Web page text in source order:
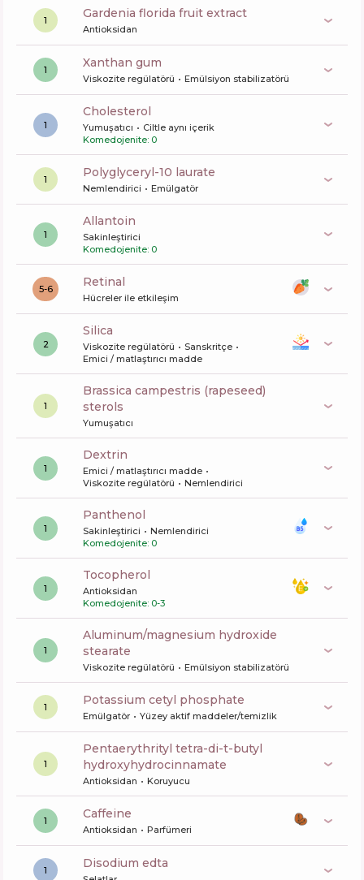
1 gardenia florida fruit extract
Antioksidan
1 xanthan gum
Viskozite regülatörü Emülsiyon stabilizatörü
1
cholesterol
Yumuşatıcı
Ciltle aynı içerik
Komedojenite: 0
1 polyglyceryl-10 laurate
Nemlendirici Emülgatör
1
allantoin
Sakinleştirici
Komedojenite: 0
5-6 retinal
Hücreler ile etkileşim
2
silica
Viskozite regülatörü
Sanskritçe
Emici / matlaştırıcı madde
1
brassica campestris (rapeseed)
sterols
Yumuşatıcı
1
dextrin
Emici / matlaştırıcı madde
Viskozite regülatörü
Nemlendirici
1
panthenol
Sakinleştirici
Nemlendirici
Komedojenite: 0
1
tocopherol
Antioksidan
Komedojenite: 0-3
1
aluminum/magnesium hydroxide
stearate
Viskozite regülatörü Emülsiyon stabilizatörü
1 potassium cetyl phosphate
Emülgatör Yüzey aktif maddeler/temizlik
1
pentaerythrityl tetra-di-t-butyl
hydroxyhydrocinnamate
Antioksidan Koruyucu
1 caffeine
Antioksidan Parfümeri
1 disodium edta